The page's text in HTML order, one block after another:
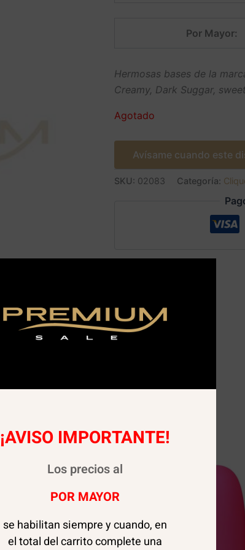
Por Mayor:
Hermosas bases de la
Creamy, Dark Suggar,
Agotado
Avísame cuando este
SKU: 02083 Categoría:
¡AVISO IMPORTANTE!
Los precios al
POR MAYOR
se habilitan siempre y cuando, en
el total del carrito complete una